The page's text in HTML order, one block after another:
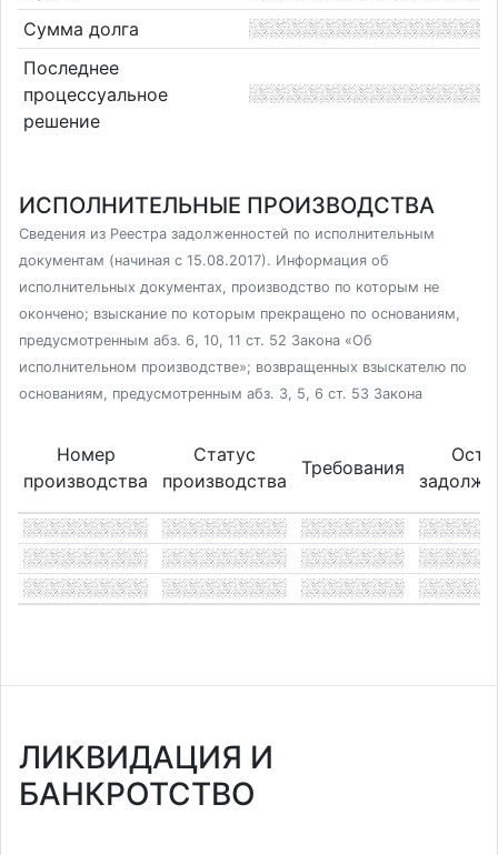
Сумма долга
Последнее
процессуальное
решение
ИСПОЛНИТЕЛЬНЫЕ ПРОИЗВОДСТВА
Сведения из Реестра задолженностей по исполнительным
документам (начиная с 15.08.2017). Информация об
исполнительных документах, производство по которым не
окончено; взыскание по которым прекращено по основаниям,
предусмотренным абз. 6, 10, 11 ст. 52 Закона «Об
исполнительном производстве»; возвращенных взыскателю по
основаниям, предусмотренным абз. 3, 5, 6 ст. 53 Закона
Номер
производства
Статус
производства
Требования
ЛИКВИДАЦИЯ И
БАНКРОТСТВО